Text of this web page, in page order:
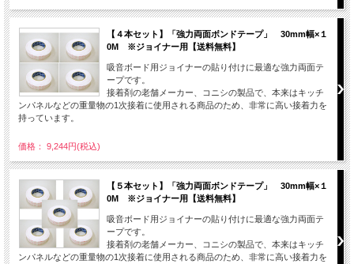
【４本セット】「強力両面ボンドテープ」 30mm幅×１
0M ※ジョイナー用【送料無料】
吸音ボード用ジョイナーの貼り付けに最適な強力両面テ
ープです。
接着剤の老舗メーカー、コニシの製品で、本来はキッチ
ンパネルなどの重量物の1次接着に使用される商品のため、非常に高い接着力を
持っています。
価格： 9,244円(税込)
【５本セット】「強力両面ボンドテープ」 30mm幅×１
0M ※ジョイナー用【送料無料】
吸音ボード用ジョイナーの貼り付けに最適な強力両面テ
ープです。
接着剤の老舗メーカー、コニシの製品で、本来はキッチ
ンパネルなどの重量物の1次接着に使用される商品のため、非常に高い接着力を